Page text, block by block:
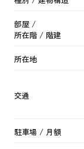
部屋 /
所在階 / 階建
所在地
交通
駐車場 / 月額